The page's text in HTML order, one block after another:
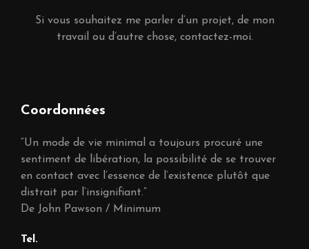
Si vous souhaitez me parler d’un projet, de mon
travail ou d’autre chose, contactez-moi.
Coordonnées
“Un mode de vie minimal a toujours procuré une
sentiment de libération, la possibilité de se trouver
en contact avec l’essence de l’existence plutôt que
distrait par l’insignifiant.”
De John Pawson / Minimum
Tel.